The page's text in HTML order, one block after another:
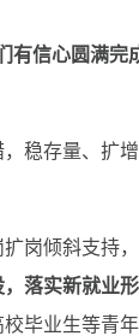
有信心圆满完
稳存量、扩
岗倾斜支持
落实新就业
毕业生等青年